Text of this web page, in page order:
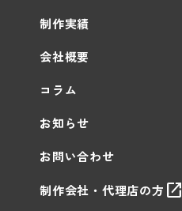
WEB制作
保守・運用
制作実績
会社概要
コラム
お知らせ
お問い合わせ
制作会社・代理店の方 open_in_new